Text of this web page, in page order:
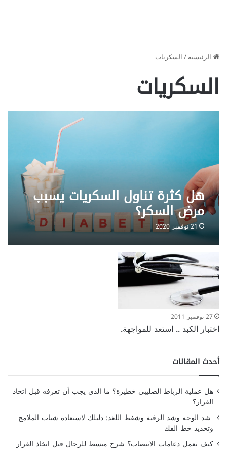
الرئيسية/السكريات
السكريات
هل كثرة تناول السكريات يسبب
مرض السكر؟
21 نوفمبر 2020
27 نوفمبر 2011
اختبار الكبد .. استعد للمواجهة.
أحدث المقالات
هل عملية الرباط الصليبي خطيرة؟ ما الذي يجب أن تعرفه قبل اتخاذ
القرار؟
شد الوجه وشد الرقبة وشفط اللغد: دليلك لاستعادة شباب الملامح
وتحديد خط الفك
كيف تعمل دعامات الانتصاب؟ شرح مبسط للرجال قبل اتخاذ القرار